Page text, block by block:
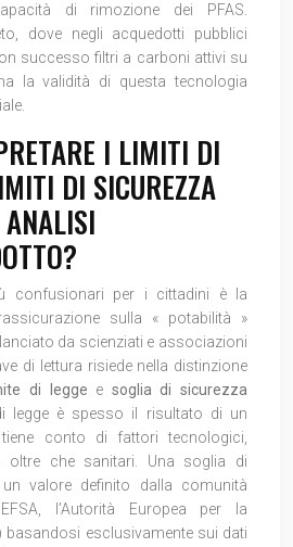
di rimozione dei PFAS.
dove negli acquedotti pubblici
successo filtri a carboni attivi su
la validità di questa tecnologia
I LIMITI DI
DI SICUREZZA
confusionari per i cittadini è la
sulla « potabilità »
lanciato da scienziati e associazioni
di lettura risiede nella distinzione
di legge e soglia di sicurezza
legge è spesso il risultato di un
conto di fattori tecnologici,
oltre che sanitari. Una soglia di
valore definito dalla comunità
l’Autorità Europea per la
basandosi esclusivamente sui dati